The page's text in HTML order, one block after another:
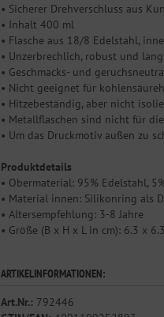
• Sicherer Drehverschluss aus
• Inhalt 400 ml
• Flasche aus 18/8 Edelstahl,
• Unzerbrechlich, robust und
• Geschmacks- und
• Nicht geeignet für
• Hitzebeständig, aber nicht
• Metallflaschen sind nicht für
• Um das Druckmotiv außen zu
Produktdetails
• Obermaterial: 95% Edelstahl,
• Material innen: Silikonring als
• Altersempfehlung: 3-8 Jahre
• Größe (B x H x L in cm): 6.3 x
ARTIKELINFORMATIONEN:
Art.Nr.: 792446